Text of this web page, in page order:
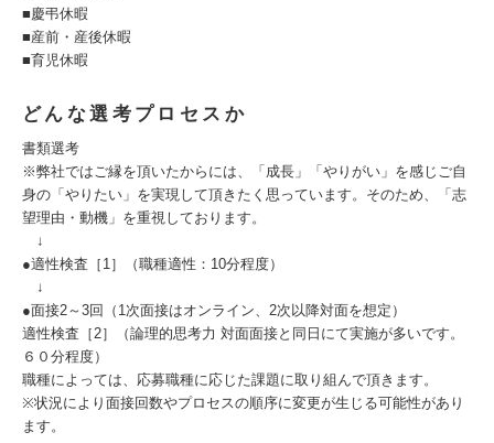
■慶弔休暇
■産前・産後休暇
■育児休暇
どんな選考プロセスか
書類選考
※弊社ではご縁を頂いたからには、「成長」「やりがい」を感じご自
身の「やりたい」を実現して頂きたく思っています。そのため、「志
望理由・動機」を重視しております。
↓
●適性検査［1］（職種適性：10分程度）
↓
●面接2～3回（1次面接はオンライン、2次以降対面を想定）
適性検査［2］（論理的思考力 対面面接と同日にて実施が多いです。
６０分程度）
職種によっては、応募職種に応じた課題に取り組んで頂きます。
※状況により面接回数やプロセスの順序に変更が生じる可能性があり
ます。